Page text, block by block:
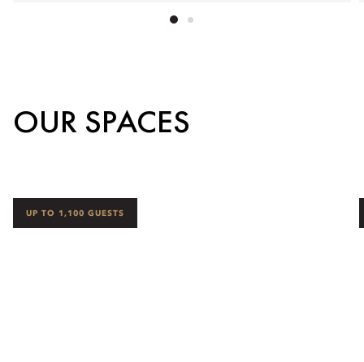
OUR SPACES
UP TO 1,100 GUESTS